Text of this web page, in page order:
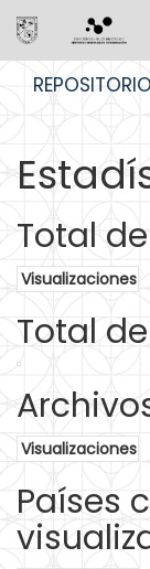
Total
Visualizaciones
Total
Visualizaciones
Países